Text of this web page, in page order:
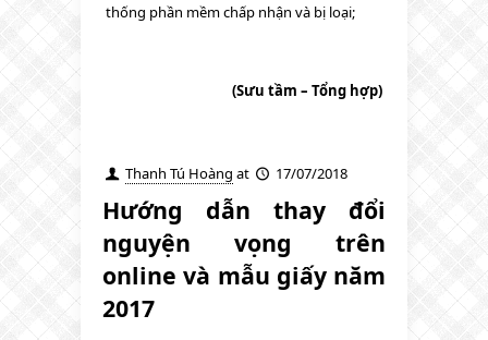
thống phần mềm chấp nhận và bị loại;
(Sưu tầm – Tổng hợp)
Thanh Tú Hoàng at 17/07/2018
Hướng dẫn thay đổi
nguyện vọng trên
online và mẫu giấy năm
2017